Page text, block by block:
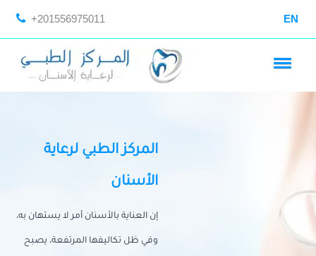
+201556975011 EN
المركز الطبي لرعاية
الأسنان
إن العناية بالأسنان أمر لا يستهان به،
وفي ظل تكاليفها المرتفعة، يصبح